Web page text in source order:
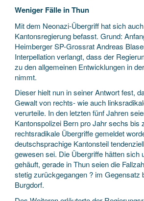
Weniger Fälle in Thun
Mit dem Neonazi-Übergriff hat sich
Kantonsregierung befasst. Grund:
Heimberger SP-Grossrat Andreas
Interpellation verlangt, dass der
zu den allgemeinen Entwicklungen in
nimmt.
Dieser hielt nun in seiner Antwort fest,
Gewalt von rechts- wie auch
verurteile. In den letzten fünf Jahren
Kantonspolizei Bern pro Jahr sechs bis
rechtsradikale Übergriffe gemeldet
deutschsprachige Kantonsteil
gewesen sei. Die Übergriffe hätten sich
gehäuft, gerade in Thun seien die
stetig zurückgegangen ? im Gegensatz
Burgdorf.